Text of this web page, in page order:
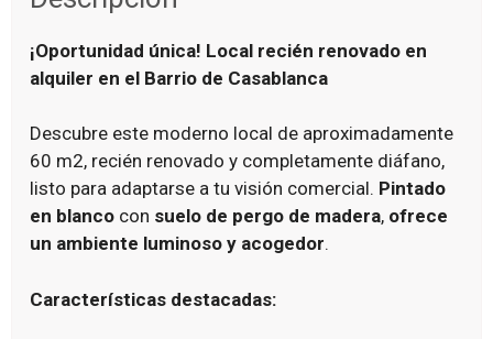
¡Oportunidad única! Local recién renovado en
alquiler en el Barrio de Casablanca
Descubre este moderno local de aproximadamente
60 m2, recién renovado y completamente diáfano,
listo para adaptarse a tu visión comercial. Pintado
en blanco con suelo de pergo de madera, ofrece
un ambiente luminoso y acogedor.
Características destacadas: